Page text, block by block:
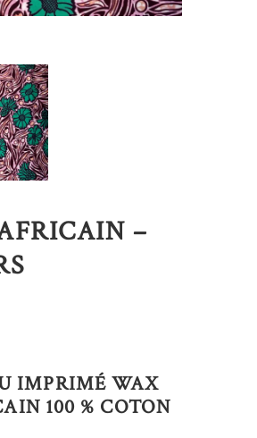
–
IMPRIMÉ WAX
100 % COTON